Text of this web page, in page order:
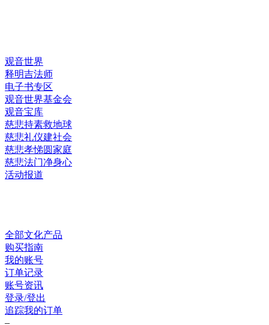
观音世界
释明吉法师
电子书专区
观音世界基金会
观音宝库
慈悲持素救地球
慈悲礼仪建社会
慈悲孝悌圆家庭
慈悲法门净身心
活动报道
全部文化产品
购买指南
我的账号
订单记录
账号资讯
登录/登出
追踪我的订单
–